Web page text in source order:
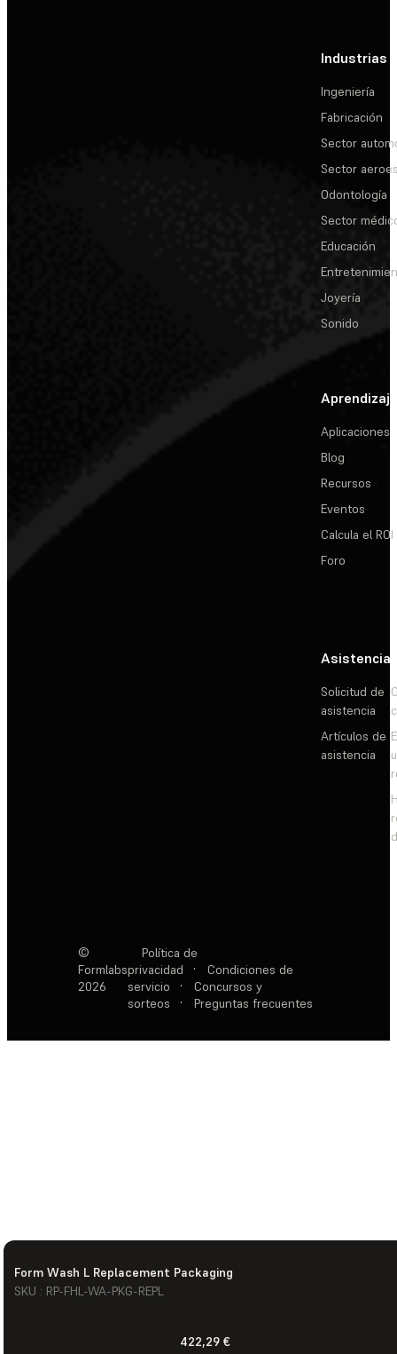
Form Wash L Replacement Packaging
SKU : RP-FHL-WA-PKG-REPL
422,29 €
Industrias
Ingeniería
Fabricación
Sector
Sector
Odontología
Sector
Educación
Joyería
Sonido
Aprendizaje
Aplicaciones
Blog
Recursos
Eventos
Calcula el ROI
Foro
Asistencia
Solicitud de
asistencia
Artículos de
asistencia
©
Formlabs
2026
Política de
privacidad
·
Condiciones de
servicio
·
Concursos y
sorteos
· Preguntas frecuentes